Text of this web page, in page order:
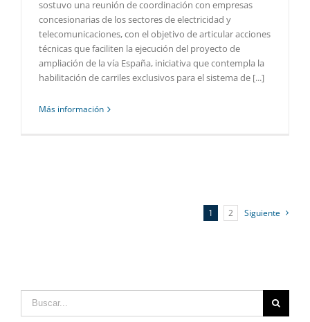
sostuvo una reunión de coordinación con empresas
concesionarias de los sectores de electricidad y
telecomunicaciones, con el objetivo de articular acciones
técnicas que faciliten la ejecución del proyecto de
ampliación de la vía España, iniciativa que contempla la
habilitación de carriles exclusivos para el sistema de [...]
Más información
1 2 Siguiente